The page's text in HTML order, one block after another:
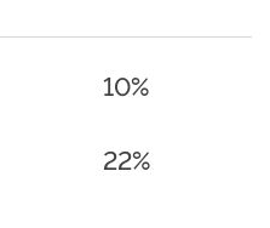
10%
22%